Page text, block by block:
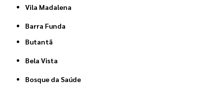
Vila Madalena
Barra Funda
Butantã
Bela Vista
Bosque da Saúde